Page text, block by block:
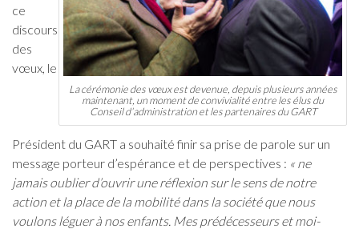
La cérémonie des vœux est devenue, depuis plusieurs années
maintenant, un moment de convivialité entre les élus du
Conseil d’administration et les partenaires du GART
ce
discours
des
vœux, le
Président du GART a souhaité finir sa prise de parole sur un
message porteur d’espérance et de perspectives : « ne
jamais oublier d’ouvrir une réflexion sur le sens de notre
action et la place de la mobilité dans la société que nous
voulons léguer à nos enfants. Mes prédécesseurs et moi-